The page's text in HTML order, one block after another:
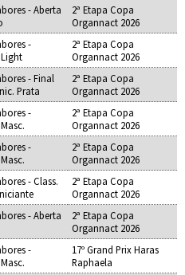
- Aberta
2ª Etapa Copa
Organnact 2026
-
2ª Etapa Copa
Organnact 2026
- Final
Prata
2ª Etapa Copa
Organnact 2026
-
2ª Etapa Copa
Organnact 2026
-
2ª Etapa Copa
Organnact 2026
- Class.
2ª Etapa Copa
Organnact 2026
- Aberta
2ª Etapa Copa
Organnact 2026
-
17º Grand Prix Haras
Raphaela